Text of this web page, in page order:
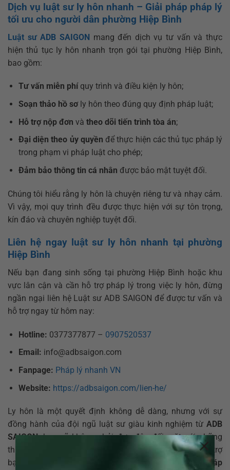
×
Dịch vụ luật sư ly hôn nhanh – Giải pháp pháp lý
tối ưu cho người dân phường Hiệp Bình
Luật sư ADB SAIGONmang đến dịch vụ tư vấn và thực
hiện thủ tục ly hôn nhanh trọn gói tại phường Hiệp Bình,
bao gồm:
Tư vấn miễn phíquy trình và điều kiện ly hôn;
Soạn thảo hồ sơly hôn theo đúng quy định pháp luật;
Hỗ trợ nộp đơn và theo dõi tiến trình tòa án;
Đại diện theo ủy quyền để thực hiện các thủ tục pháp lý
trong phạm vi pháp luật cho phép;
Đảm bảo thông tin cá nhân được bảo mật tuyệt đối.
Chúng tôi hiểu rằng ly hôn là chuyện riêng tư và nhạy cảm.
Vì vậy, mọi quy trình đều được thực hiện với sự tôn trọng,
kín đáo và chuyên nghiệp tuyệt đối.
Liên hệ ngay luật sư ly hôn nhanh tại phường
Hiệp Bình
Nếu bạn đang sinh sống tại phường Hiệp Bình hoặc khu
vực lân cận và cần hỗ trợ pháp lý trong việc ly hôn, đừng
ngần ngại liên hệ Luật sư ADB SAIGON để được tư vấn và
hỗ trợ ngay từ hôm nay:
Hotline: 0377377877 – 0907520537
Email: info@adbsaigon.com
Fanpage: Pháp lý nhanh VN
Website: https://adbsaigon.com/lien-he/
Ly hôn là một quyết định không dễ dàng, nhưng với sự
đồng hành của đội ngũ luật sư giàu kinh nghiệm từ ADB
SAIGON, bạn sẽ không phải đơn độc đối mặt với những
thủ tục phức tạp và áp lực tâm lý. Chúng tôi cam kết hỗ trợ
bạn
giải quyết ly hôn nhanh chóng, đúng quy định pháp